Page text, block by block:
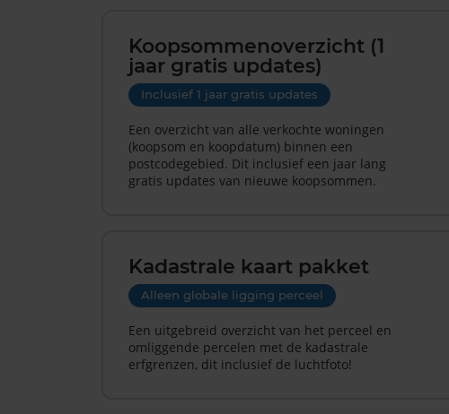
Koopsommenoverzicht (1
jaar gratis updates)
Inclusief 1 jaar gratis updates
Een overzicht van alle verkochte woningen
(koopsom en koopdatum) binnen een
postcodegebied. Dit inclusief een jaar lang
gratis updates van nieuwe koopsommen.
Kadastrale kaart pakket
Alleen globale ligging perceel
Een uitgebreid overzicht van het perceel en
omliggende percelen met de kadastrale
erfgrenzen, dit inclusief de luchtfoto!